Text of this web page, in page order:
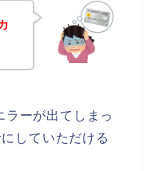
ーが出てしまっ
していただける